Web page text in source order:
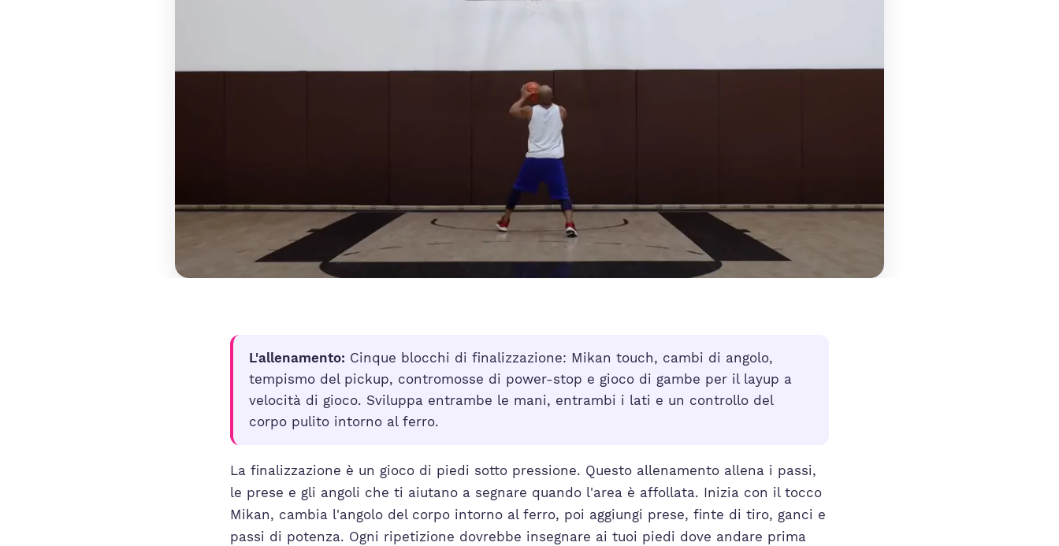
L'allenamento: Cinque blocchi di finalizzazione: Mikan touch, cambi di angolo,
tempismo del pickup, contromosse di power-stop e gioco di gambe per il layup a
velocità di gioco. Sviluppa entrambe le mani, entrambi i lati e un controllo del
corpo pulito intorno al ferro.
La finalizzazione è un gioco di piedi sotto pressione. Questo allenamento allena i passi,
le prese e gli angoli che ti aiutano a segnare quando l'area è affollata. Inizia con il tocco
Mikan, cambia l'angolo del corpo intorno al ferro, poi aggiungi prese, finte di tiro, ganci e
passi di potenza. Ogni ripetizione dovrebbe insegnare ai tuoi piedi dove andare prima